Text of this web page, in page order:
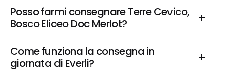
Posso farmi consegnare Terre Cevico,
Bosco Eliceo Doc Merlot?
Come funziona la consegna in
giornata di Everli?